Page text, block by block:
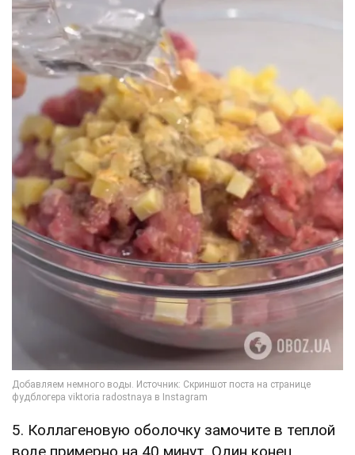
5. Коллагеновую оболочку замочите в теплой
воде примерно на 40 минут. Один конец